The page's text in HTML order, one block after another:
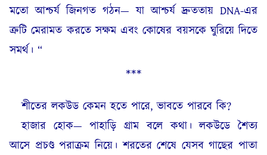
মতো আশ্চর্য জিনগত গঠন— যা আশ্চর্য দ্রুততায় DNA-এর
ত্রুটি মেরামত করতে সক্ষম এবং কোষের বয়সকে ঘুরিয়ে দিতে
সমর্থ। “
***
শীতের লকউড কেমন হতে পারে, ভাবতে পারবে কি?
হাজার হোক— পাহাড়ি গ্রাম বলে কথা। লকউডে শৈত্য
আসে প্রচণ্ড পরাক্রম নিয়ে। শরতের শেষে যেসব গাছের পাতা